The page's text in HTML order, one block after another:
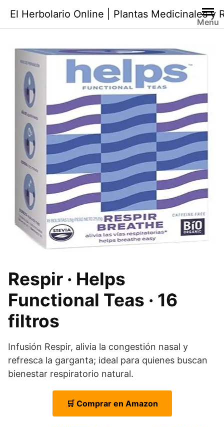
contenido
El Herbolario Online | Plantas Medicinales y
Menu
Respir · Helps
Functional Teas · 16
filtros
Infusión Respir, alivia la congestión nasal y
refresca la garganta; ideal para quienes buscan
bienestar respiratorio natural.
🛒 Comprar en Amazon